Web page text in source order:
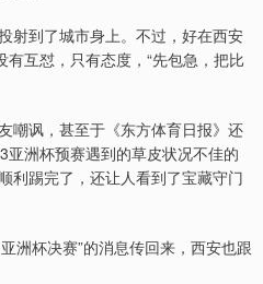
射到了城市身上。不过，好在西安
有互怼，只有态度，“先包急，把比
嘲讽，甚至于《东方体育日报》还
洲杯预赛遇到的草皮状况不佳的
利踢完了，还让人看到了宝藏守门
洲杯决赛”的消息传回来，西安也跟